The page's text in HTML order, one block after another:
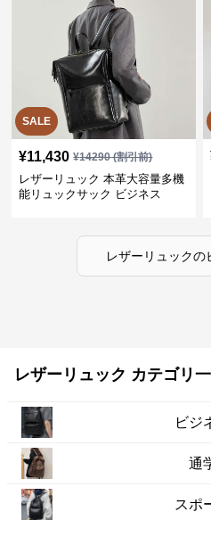
SALE
¥11,430 ¥14290(割引前)
レザーリュック 本革大容量多機
能リュックサック ビジネス
レザーリュックの
レザーリュック カテゴリ
ビジ
通
スポ